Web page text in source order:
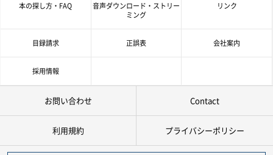
本の探し方・FAQ
音声ダウンロード・ストリー
ミング
リンク
目録請求 正誤表 会社案内
採用情報
お問い合わせ Contact
利用規約 プライバシーポリシー